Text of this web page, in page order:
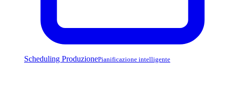
Scheduling ProduzionePianificazione intelligente